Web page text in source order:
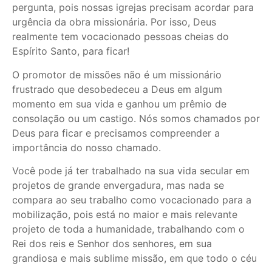
pergunta, pois nossas igrejas precisam acordar para
urgência da obra missionária. Por isso, Deus
realmente tem vocacionado pessoas cheias do
Espírito Santo, para ficar!
O promotor de missões não é um missionário
frustrado que desobedeceu a Deus em algum
momento em sua vida e ganhou um prêmio de
consolação ou um castigo. Nós somos chamados por
Deus para ficar e precisamos compreender a
importância do nosso chamado.
Você pode já ter trabalhado na sua vida secular em
projetos de grande envergadura, mas nada se
compara ao seu trabalho como vocacionado para a
mobilização, pois está no maior e mais relevante
projeto de toda a humanidade, trabalhando com o
Rei dos reis e Senhor dos senhores, em sua
grandiosa e mais sublime missão, em que todo o céu